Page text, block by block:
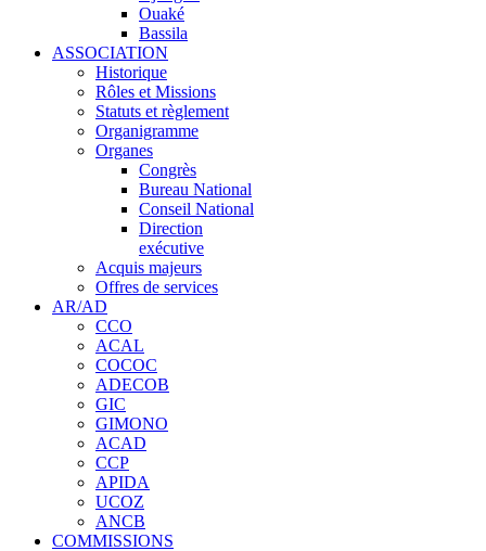
Ouaké
Bassila
ASSOCIATION
Historique
Rôles et Missions
Statuts et règlement
Organigramme
Organes
Congrès
Bureau National
Conseil National
Direction
exécutive
Acquis majeurs
Offres de services
AR/AD
CCO
ACAL
COCOC
ADECOB
GIC
GIMONO
ACAD
CCP
APIDA
UCOZ
ANCB
COMMISSIONS